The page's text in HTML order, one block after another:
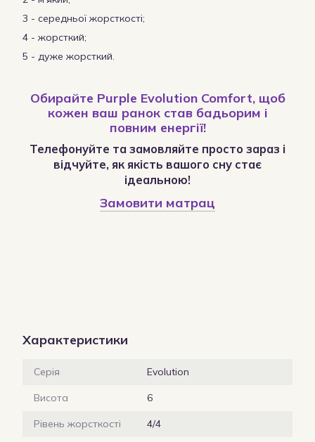
3 - середньої жорсткості;
4 - жорсткий;
5 - дуже жорсткий.
Обирайте Purple Evolution Comfort, щоб
кожен ваш ранок став бадьорим і
повним енергії!
Телефонуйте та замовляйте просто зараз і
відчуйте, як якість вашого сну стає
ідеальною!
Замовити матрац
Характеристики
Серія Evolution
Висота 6
Рівень жорсткості 4/4